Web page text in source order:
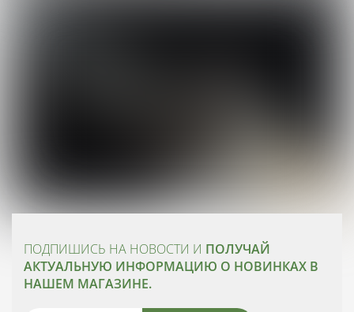
ПОДПИШИСЬ НА НОВОСТИ И ПОЛУЧАЙ
АКТУАЛЬНУЮ ИНФОРМАЦИЮ О НОВИНКАХ В
НАШЕМ МАГАЗИНЕ.